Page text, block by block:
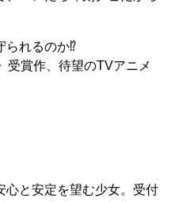
られるのか⁉
賞作、待望のTVアニメ
心と安定を望む少女。受付